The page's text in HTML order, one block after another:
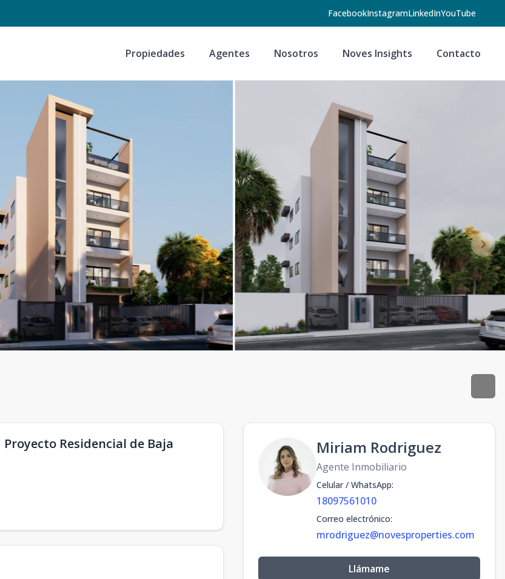
FacebookInstagramLinkedInYouTube
Propiedades Agentes Nosotros Noves Insights Contacto
Residencial de Baja
Miriam Rodriguez
Agente Inmobiliario
Celular / WhatsApp:
18097561010
Correo electrónico:
mrodriguez@novesproperties.com
Llámame